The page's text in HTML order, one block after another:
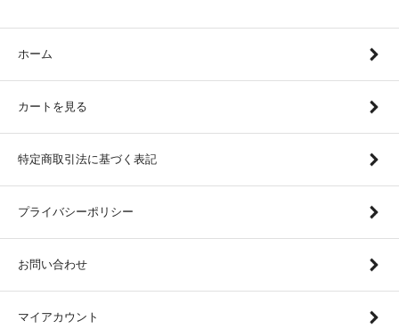
ホーム
カートを見る
特定商取引法に基づく表記
プライバシーポリシー
お問い合わせ
マイアカウント